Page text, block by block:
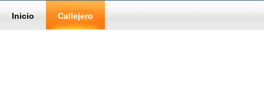
Inicio Callejero